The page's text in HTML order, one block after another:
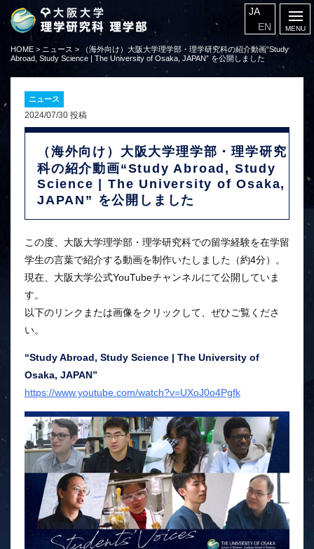
JA
EN
HOME > ニュース >
（海外向け）大阪大学理学部・理学研究科の紹介動画“Study
Abroad, Study Science | The University of Osaka, JAPAN” を公開しました
ニュース
2024/07/30 投稿
（海外向け）大阪大学理学部・理学研究
科の紹介動画“Study Abroad, Study
Science | The University of Osaka,
JAPAN” を公開しました
この度、大阪大学理学部・理学研究科での留学経験を在学留
学生の言葉で紹介する動画を制作いたしました（約4分）。
現在、大阪大学公式YouTubeチャンネルにて公開していま
す。
以下のリンクまたは画像をクリックして、ぜひご覧くださ
い。
“Study Abroad, Study Science | The University of
Osaka, JAPAN”
https://www.youtube.com/watch?v=UXoJ0o4Pgfk